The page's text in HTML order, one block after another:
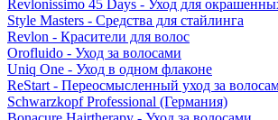
Revlonissimo 45 Days - Уход для
Style Masters - Средства для стайлинга
Revlon - Красители для волос
Orofluido - Уход за волосами
Uniq One - Уход в одном флаконе
ReStart - Переосмысленный уход за
Schwarzkopf Professional (Германия)